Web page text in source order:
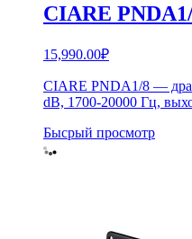
CIARE
15,990.00₽
CIARE PNDA1/8 —
dB, 1700-20000 Гц,
Бысрый просмотр